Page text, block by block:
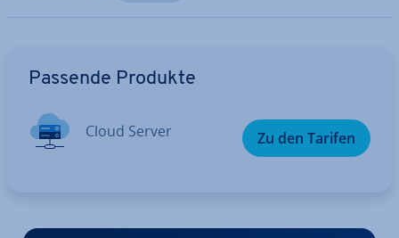
Passende Produkte
Cloud Server Zu den Tarifen